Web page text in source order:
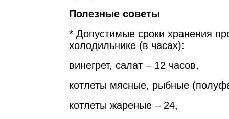
Полезные советы
* Допустимые сроки хранения
холодильнике (в часах):
винегрет, салат – 12 часов,
котлеты мясные, рыбные
котлеты жареные – 24,